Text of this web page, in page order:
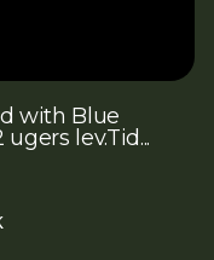
with Blue
ugers lev.Tid...